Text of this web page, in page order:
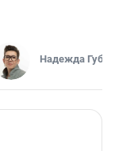
Надежда